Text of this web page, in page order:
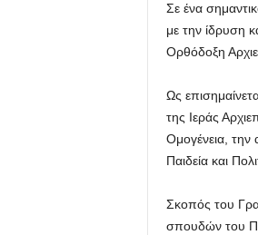
Σε ένα
με την ίδρυση
Ορθόδοξη
Ως
της Ιεράς
Ομογένεια, την
Παιδεία και
Σκοπός του
σπουδών του